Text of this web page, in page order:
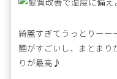
綺麗すぎてうっとりー
艶がすごいし、まとまり
りが最高♪